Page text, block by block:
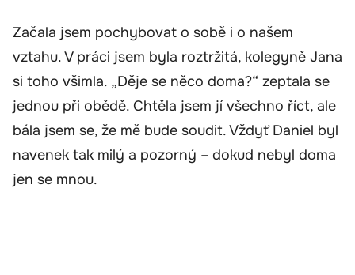
Začala jsem pochybovat o sobě i o našem
vztahu. V práci jsem byla roztržitá, kolegyně Jana
si toho všimla. „Děje se něco doma?“ zeptala se
jednou při obědě. Chtěla jsem jí všechno říct, ale
bála jsem se, že mě bude soudit. Vždyť Daniel byl
navenek tak milý a pozorný – dokud nebyl doma
jen se mnou.